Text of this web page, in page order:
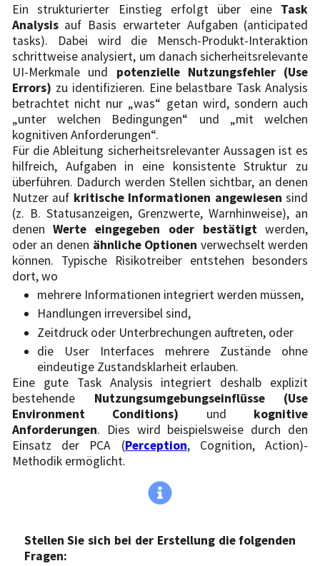
Ein strukturierter Einstieg erfolgt über eine Task
Analysis auf Basis erwarteter Aufgaben (anticipated
tasks). Dabei wird die Mensch-Produkt-Interaktion
schrittweise analysiert, um danach sicherheitsrelevante
UI-Merkmale und potenzielle Nutzungsfehler (Use
Errors) zu identifizieren. Eine belastbare Task Analysis
betrachtet nicht nur „was“ getan wird, sondern auch
„unter welchen Bedingungen“ und „mit welchen
kognitiven Anforderungen“.
Für die Ableitung sicherheitsrelevanter Aussagen ist es
hilfreich, Aufgaben in eine konsistente Struktur zu
überführen. Dadurch werden Stellen sichtbar, an denen
Nutzer auf kritische Informationen angewiesensind
(z. B. Statusanzeigen, Grenzwerte, Warnhinweise), an
denenWerte eingegeben oder bestätigtwerden,
oder an denen ähnliche Optionen verwechselt werden
können. Typische Risikotreiber entstehen besonders
dort, wo
mehrere Informationen integriert werden müssen,
Handlungen irreversibel sind,
Zeitdruck oder Unterbrechungen auftreten, oder
die User Interfaces mehrere Zustände ohne
eindeutige Zustandsklarheit erlauben.
Eine gute Task Analysis integriert deshalb explizit
bestehende Nutzungsumgebungseinflüsse (Use
Environment Conditions) und kognitive
Anforderungen. Dies wird beispielsweise durch den
Einsatz der PCA (Perception, Cognition, Action)-
Methodik ermöglicht.
Stellen Sie sich bei der Erstellung die folgenden
Fragen: